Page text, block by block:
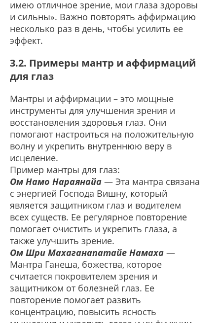
имею отличное зрение, мои глаза здоровы
и сильны». Важно повторять аффирмацию
несколько раз в день, чтобы усилить ее
эффект.
3.2. Примеры мантр и аффирмаций
для глаз
Мантры и аффирмации – это мощные
инструменты для улучшения зрения и
восстановления здоровья глаз. Они
помогают настроиться на положительную
волну и укрепить внутреннюю веру в
исцеление.
Пример мантры для глаз:
Ом Намо Нараянайа — Эта мантра связана
с энергией Господа Вишну, который
является защитником глаз и водителем
всех существ. Ее регулярное повторение
помогает очистить и укрепить глаза, а
также улучшить зрение.
Ом Шри Махаганапатайе Намаха —
Мантра Ганеша, божества, которое
считается покровителем зрения и
защитником от болезней глаз. Ее
повторение помогает развить
концентрацию, повысить ясность